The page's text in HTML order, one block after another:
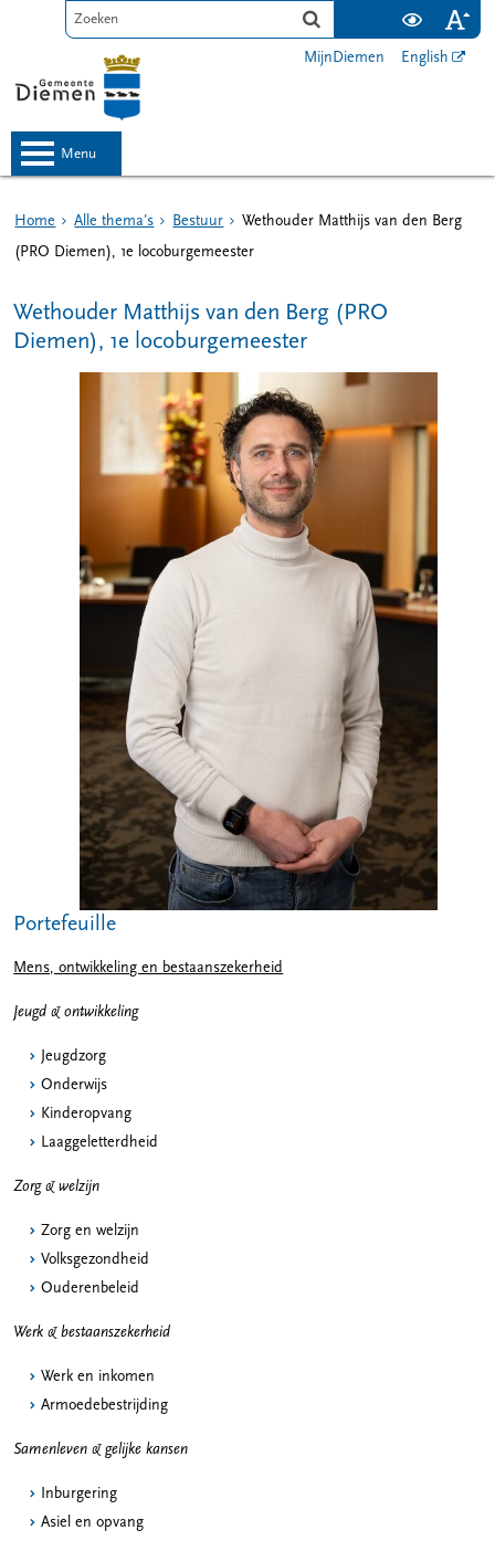
MijnDiemen English
menu
Home Alle thema's Bestuur
Wethouder Matthijs van den Berg
(PRO Diemen), 1e locoburgemeester
Wethouder Matthijs van den Berg (PRO
Diemen), 1e locoburgemeester
Portefeuille
Mens, ontwikkeling en bestaanszekerheid
Jeugd & ontwikkeling
Jeugdzorg
Onderwijs
Kinderopvang
Laaggeletterdheid
Zorg & welzijn
Zorg en welzijn
Volksgezondheid
Ouderenbeleid
Werk & bestaanszekerheid
Werk en inkomen
Armoedebestrijding
Samenleven & gelijke kansen
Inburgering
Asiel en opvang